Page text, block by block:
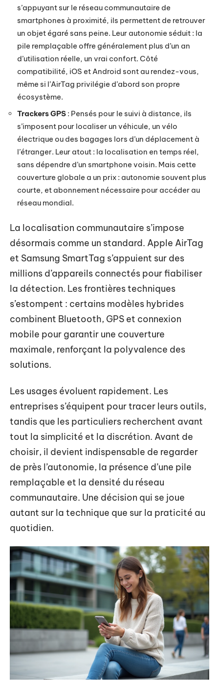
s’appuyant sur le réseau communautaire de
smartphones à proximité, ils permettent de retrouver
un objet égaré sans peine. Leur autonomie séduit : la
pile remplaçable offre généralement plus d’un an
d’utilisation réelle, un vrai confort. Côté
compatibilité, iOS et Android sont au rendez-vous,
même si l’AirTag privilégie d’abord son propre
écosystème.
Trackers GPS : Pensés pour le suivi à distance, ils
s’imposent pour localiser un véhicule, un vélo
électrique ou des bagages lors d’un déplacement à
l’étranger. Leur atout : la localisation en temps réel,
sans dépendre d’un smartphone voisin. Mais cette
couverture globale a un prix : autonomie souvent plus
courte, et abonnement nécessaire pour accéder au
réseau mondial.
La localisation communautaire s’impose
désormais comme un standard. Apple AirTag
et Samsung SmartTag s’appuient sur des
millions d’appareils connectés pour fiabiliser
la détection. Les frontières techniques
s’estompent : certains modèles hybrides
combinent Bluetooth, GPS et connexion
mobile pour garantir une couverture
maximale, renforçant la polyvalence des
solutions.
Les usages évoluent rapidement. Les
entreprises s’équipent pour tracer leurs outils,
tandis que les particuliers recherchent avant
tout la simplicité et la discrétion. Avant de
choisir, il devient indispensable de regarder
de près l’autonomie, la présence d’une pile
remplaçable et la densité du réseau
communautaire. Une décision qui se joue
autant sur la technique que sur la praticité au
quotidien.